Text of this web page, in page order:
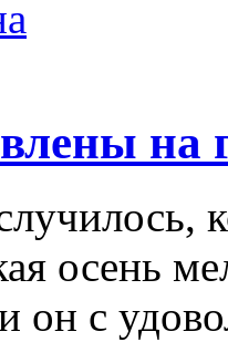
на
осень
он с